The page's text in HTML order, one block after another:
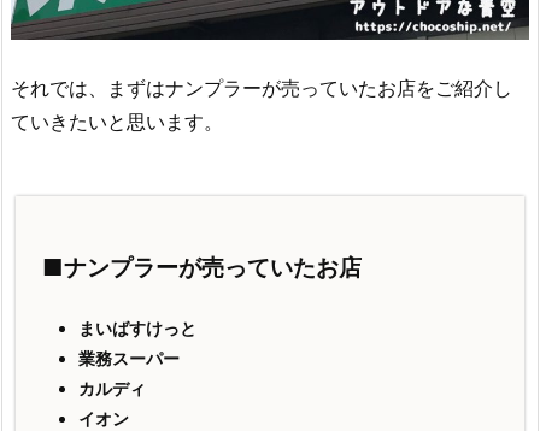
それでは、まずはナンプラーが売っていたお店をご紹介し
ていきたいと思います。
■ナンプラーが売っていたお店
まいばすけっと
業務スーパー
カルディ
イオン